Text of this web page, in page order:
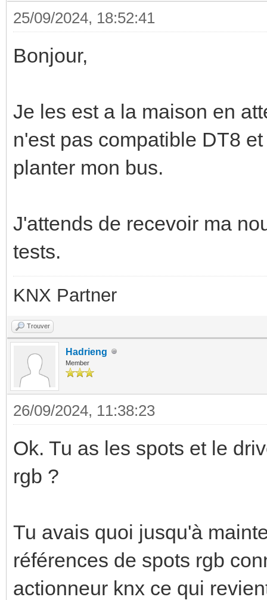
25/09/2024, 18:52:41
Bonjour,
Je les est a la maison en
n'est pas compatible DT8
planter mon bus.
J'attends de recevoir ma
tests.
KNX Partner
Trouver
Hadrieng
Member
26/09/2024, 11:38:23
Ok. Tu as les spots et le
rgb ?
Tu avais quoi jusqu'à
références de spots rgb
actionneur knx ce qui